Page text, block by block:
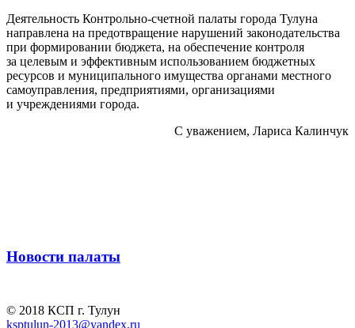
Деятельность Контрольно-счетной палаты города Тулуна
направлена на предотвращение нарушений законодательства
при формировании бюджета, на обеспечение контроля
за целевым и эффективным использованием бюджетных
ресурсов и муниципального имущества органами местного
самоуправления, предприятиями, организациями
и учреждениями города.
С уважением, Лариса Калинчук
Новости палаты
© 2018 КСП г. Тулун
ksptulun-2013@yandex.ru